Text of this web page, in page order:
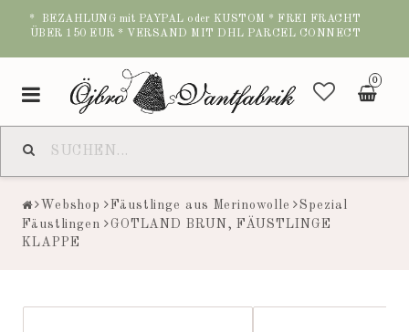
* BEZAHLUNG mit PAYPAL oder KUSTOM * FREI FRACHT
ÜBER 150 EUR * VERSAND MIT DHL PARCEL CONNECT
0
Toggle
navigation
Webshop Fäustlinge aus Merinowolle
Spezial
Fäustlingen
GOTLAND BRUN, FÄUSTLINGE
KLAPPE